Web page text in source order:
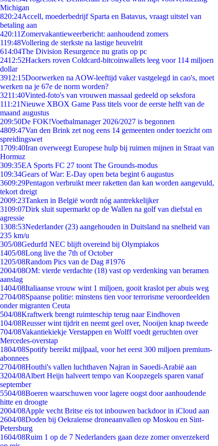
Michigan
820:24Accell, moederbedrijf Sparta en Batavus, vraagt uitstel van
betaling aan
420:11 Zomervakantieweerbericht: aanhoudend zomers
119:48Vollering de sterkste na lastige heuvelrit
614:04The Division Resurgence nu gratis op pc
2412:52Hackers roven Coldcard-bitcoinwallets leeg voor 114 miljoen
dollar
3912:15Doorwerken na AOW-leeftijd vaker vastgelegd in cao's, moet
werken na je 67e de norm worden?
3211:40Vinted-foto's van vrouwen massaal gedeeld op seksfora
111:21Nieuwe XBOX Game Pass titels voor de eerste helft van de
maand augustus
209:50De FOK!Voetbalmanager 2026/2027 is begonnen
4809:47Van den Brink zet nog eens 14 gemeenten onder toezicht om
spreidingswet
1709:40Iran overweegt Europese hulp bij ruimen mijnen in Straat van
Hormuz
309:35EA Sports FC 27 toont The Grounds-modus
109:34Gears of War: E-Day open beta begint 6 augustus
3609:29Pentagon verbruikt meer raketten dan kan worden aangevuld,
tekort dreigt
2009:23Tanken in België wordt nóg aantrekkelijker
3109:07Dirk sluit supermarkt op de Wallen na golf van diefstal en
agressie
1308:53Nederlander (23) aangehouden in Duitsland na snelheid van
235 km/u
305/08Gedurfd NEC blijft overeind bij Olympiakos
1405/08Long live the 7th of October
1205/08Random Pics van de Dag #1976
2004/08OM: vierde verdachte (18) vast op verdenking van beramen
aanslag
1404/08Italiaanse vrouw wint 1 miljoen, gooit kraslot per abuis weg
2704/08Spaanse politie: minstens tien voor terrorisme veroordeelden
onder migranten Ceuta
504/08Kraftwerk brengt ruimteschip terug naar Eindhoven
104/08Reusser wint tijdrit en neemt geel over, Nooijen knap tweede
704/08Vakantiekiekje Verstappen en Wolff voedt geruchten over
Mercedes-overstap
1804/08Spotify bereikt mijlpaal, voor het eerst 300 miljoen premium-
abonnees
2704/08Houthi's vallen luchthaven Najran in Saoedi-Arabië aan
3204/08Albert Heijn halveert tempo van Koopzegels sparen vanaf
september
5504/08Boeren waarschuwen voor lagere oogst door aanhoudende
hitte en droogte
2004/08Apple vecht Britse eis tot inbouwen backdoor in iCloud aan
2604/08Doden bij Oekraïense droneaanvallen op Moskou en Sint-
Petersburg
1604/08Ruim 1 op de 7 Nederlanders gaan deze zomer onverzekerd